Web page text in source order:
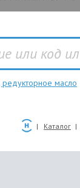
масло
Каталог